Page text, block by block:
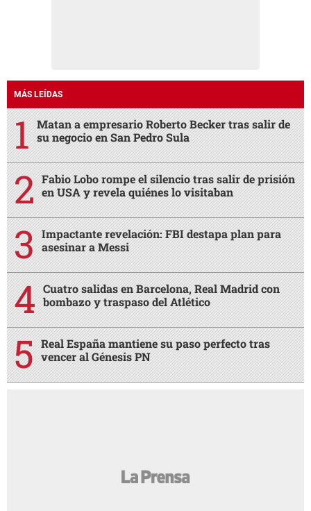
MÁS LEÍDAS
Matan a empresario Roberto Becker tras salir de
su negocio en San Pedro Sula
Fabio Lobo rompe el silencio tras salir de prisión
en USA y revela quiénes lo visitaban
Impactante revelación: FBI destapa plan para
asesinar a Messi
Cuatro salidas en Barcelona, Real Madrid con
bombazo y traspaso del Atlético
Real España mantiene su paso perfecto tras
vencer al Génesis PN